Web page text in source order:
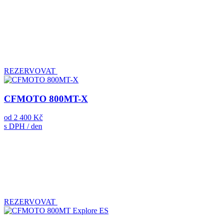
REZERVOVAT
CFMOTO 800MT-X
od 2 400 Kč
s DPH / den
REZERVOVAT